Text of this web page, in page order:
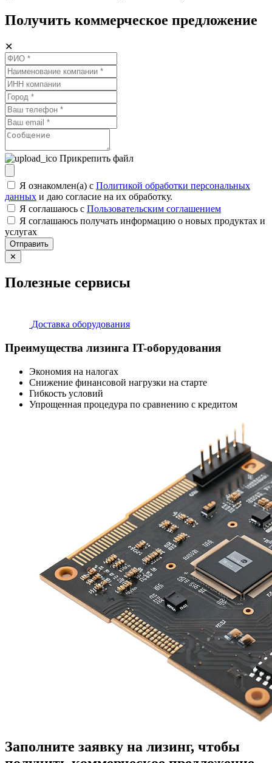
Получить коммерческое предложение
✕
Прикрепить файл
Я ознакомлен(а) с Политикой обработки персональных
данных и даю согласие на их обработку.
Я соглашаюсь c Пользовательским соглашением
Я соглашаюсь получать информацию о новых продуктах и
услугах
Отправить
✕
Полезные сервисы
Доставка оборудования
Преимущества лизинга IT-оборудования
Экономия на налогах
Снижение финансовой нагрузки на старте
Гибкость условий
Упрощенная процедура по сравнению с кредитом
Заполните заявку на лизинг, чтобы